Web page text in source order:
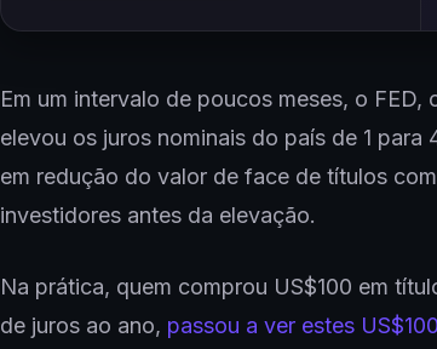
Em um intervalo de poucos meses, o FED,
elevou os juros nominais do país de 1
em redução do valor de face de títulos
investidores antes da elevação.
Na prática, quem comprou US$100 em
de juros ao ano, passou a ver estes